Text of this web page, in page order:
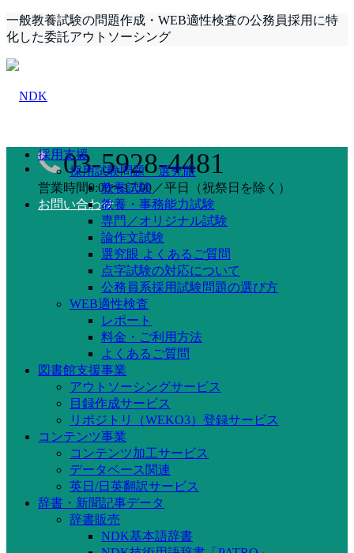
一般教養試験の問題作成・WEB適性検査の公務員採用に特
化した委託アウトソーシング
03-5928-4481
営業時間9:00〜17:00／平日（祝祭日を除く）
お問い合わせ
採用支援
採用試験問題 選究眼
教養試験
教養・事務能力試験
専門／オリジナル試験
論作文試験
選究眼 よくあるご質問
点字試験の対応について
公務員系採用試験問題の選び方
WEB適性検査
レポート
料金・ご利用方法
よくあるご質問
図書館支援事業
アウトソーシングサービス
目録作成サービス
リポジトリ（WEKO3）登録サービス
コンテンツ事業
コンテンツ加工サービス
データベース関連
英日/日英翻訳サービス
辞書・新聞記事データ
辞書販売
NDK基本語辞書